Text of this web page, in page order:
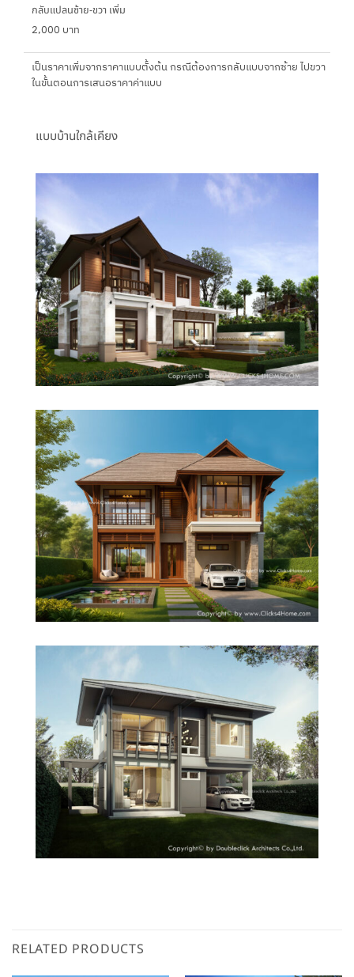
กลับแปลนซ้าย-ขวา เพิ่ม
2,000 บาท
เป็นราคาเพิ่มจากราคาแบบตั้งต้น กรณีต้องการกลับแบบจากซ้าย ไปขวา
ในขั้นตอนการเสนอราคาค่าแบบ
แบบบ้านใกล้เคียง
RELATED PRODUCTS